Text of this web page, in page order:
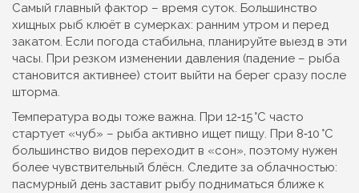
Самый главный фактор – время суток. Большинство
хищных рыб клюёт в сумерках: ранним утром и перед
закатом. Если погода стабильна, планируйте выезд в эти
часы. При резком изменении давления (падение – рыба
становится активнее) стоит выйти на берег сразу после
шторма.
Температура воды тоже важна. При 12‑15 °C часто
стартует «чуб» – рыба активно ищет пищу. При 8‑10 °C
большинство видов переходит в «сон», поэтому нужен
более чувствительный блёсн. Следите за облачностью:
пасмурный день заставит рыбу подниматься ближе к